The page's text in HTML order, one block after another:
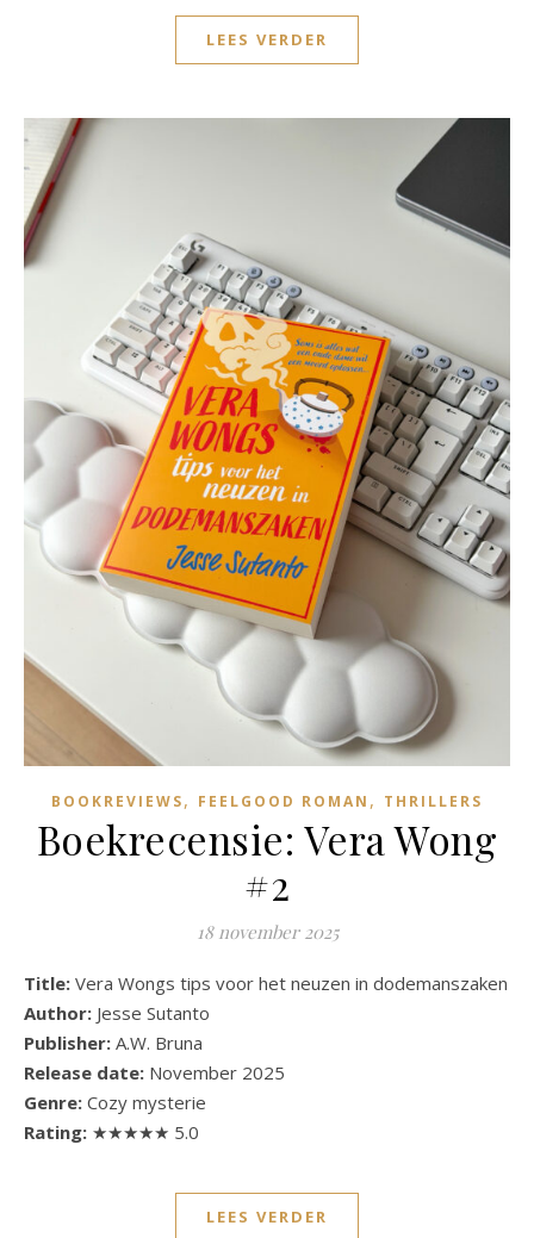
LEES VERDER
BOOKREVIEWS, FEELGOOD ROMAN , THRILLERS
Boekrecensie: Vera Wong
#2
18 november 2025
Title: Vera Wongs tips voor het neuzen in dodemanszaken
Author: Jesse Sutanto
Publisher: A.W. Bruna
Release date: November 2025
Genre: Cozy mysterie
Rating: ★★★★★ 5.0
LEES VERDER